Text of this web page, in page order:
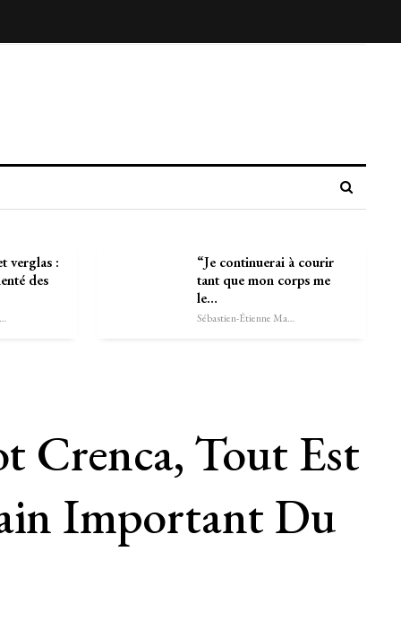
verglas :
des
Sébastien-Étienne Marechal
“Je continuerai à courir
tant que mon corps me
le…
Sébastien-Étienne Marechal
Crenca, Tout Est
Important Du